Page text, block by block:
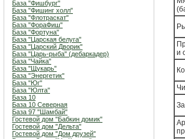
База "Фишбург"
База "Фишинг холл"
База "Флотраскат"
База "ФораФиш"
База "Фортуна"
База "Царская белуга"
База "Царский Дворик"
База "Царь-рыба" (дебаркадер)
База "Чайка"
База "Щукарь"
База "Энергетик"
База "Юг"
База "Юлта"
База 10
База 10 Северная
База 97 "Шамбай"
Гостевой дом "Бабкин домик"
Гостевой дом "Дельта"
Гостевой дом "Дом друзей"
и